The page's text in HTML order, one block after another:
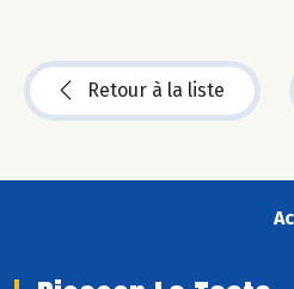
Retour à la liste